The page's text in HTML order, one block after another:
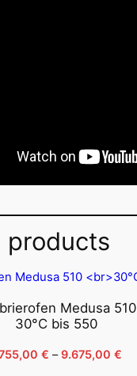
products
Medusa 510
30°C bis 550
€ – 9.675,00 €